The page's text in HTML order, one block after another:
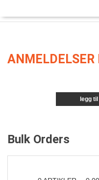
ANMELDELSER
legg
Bulk Orders